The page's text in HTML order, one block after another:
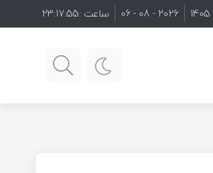
2026 - 08 - 06 ساعت :23:17:56